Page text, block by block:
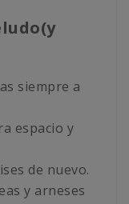
siempre a
espacio y
de nuevo.
y arneses